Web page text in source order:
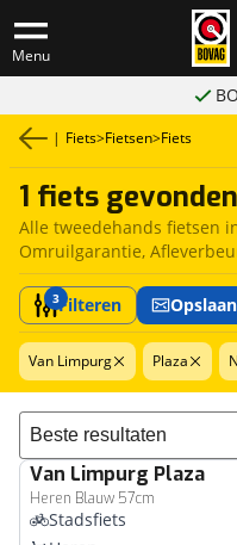
Menu
| Fiets>Fietsen>Fiets
1 fiets gevonden
Alle tweedehands fietsen
Omruilgarantie,
3Filteren Opslaan
Van Limpurg Plaza
Sorteer resultaten
Van Limpurg Plaza
Heren Blauw 57cm
Stadsfiets